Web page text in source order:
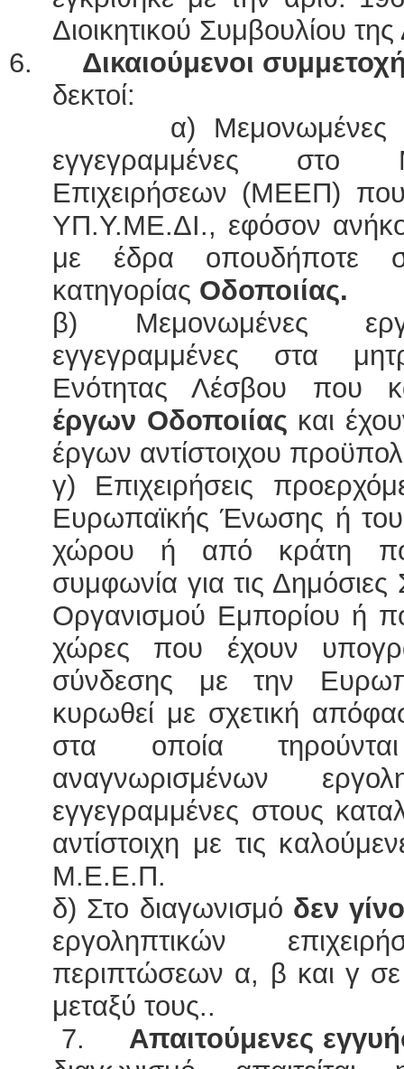
Διοικητικού Συμβουλίου
6. Δικαιούμενοι
δεκτοί:
α) Μεμονωμένες
εγγεγραμμένες στο
Επιχειρήσεων (ΜΕΕΠ)
ΥΠ.Υ.ΜΕ.ΔΙ., εφόσον
με έδρα οπουδήποτε
κατηγορίας Οδοποιίας.
β) Μεμονωμένες
εγγεγραμμένες στα
Ενότητας Λέσβου που
έργων Οδοποιίας και
έργων αντίστοιχου
γ) Επιχειρήσεις
Ευρωπαϊκής Ένωσης ή
χώρου ή από κράτη
συμφωνία για τις
Οργανισμού Εμπορίου ή
χώρες που έχουν
σύνδεσης με την
κυρωθεί με σχετική
στα οποία
αναγνωρισμένων
εγγεγραμμένες στους
αντίστοιχη με τις
Μ.Ε.Ε.Π.
δ) Στο διαγωνισμό δεν
εργοληπτικών
περιπτώσεων α, β και γ
μεταξύ τους..
7. Απαιτούμενες